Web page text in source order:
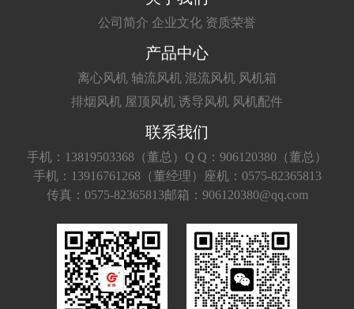
公司简介 企业文化 资质荣誉
产品中心
离心风机 轴流风机 混流风机 风机箱
排烟风机 屋顶风机 诱导风机 风机配件
联系我们
手机：13819503368（董总） Q Q：906120380（董总）
手机：13916761268（董经理）
座机：0575-82365813
传真：0575-82365813邮箱：906120380@qq.com